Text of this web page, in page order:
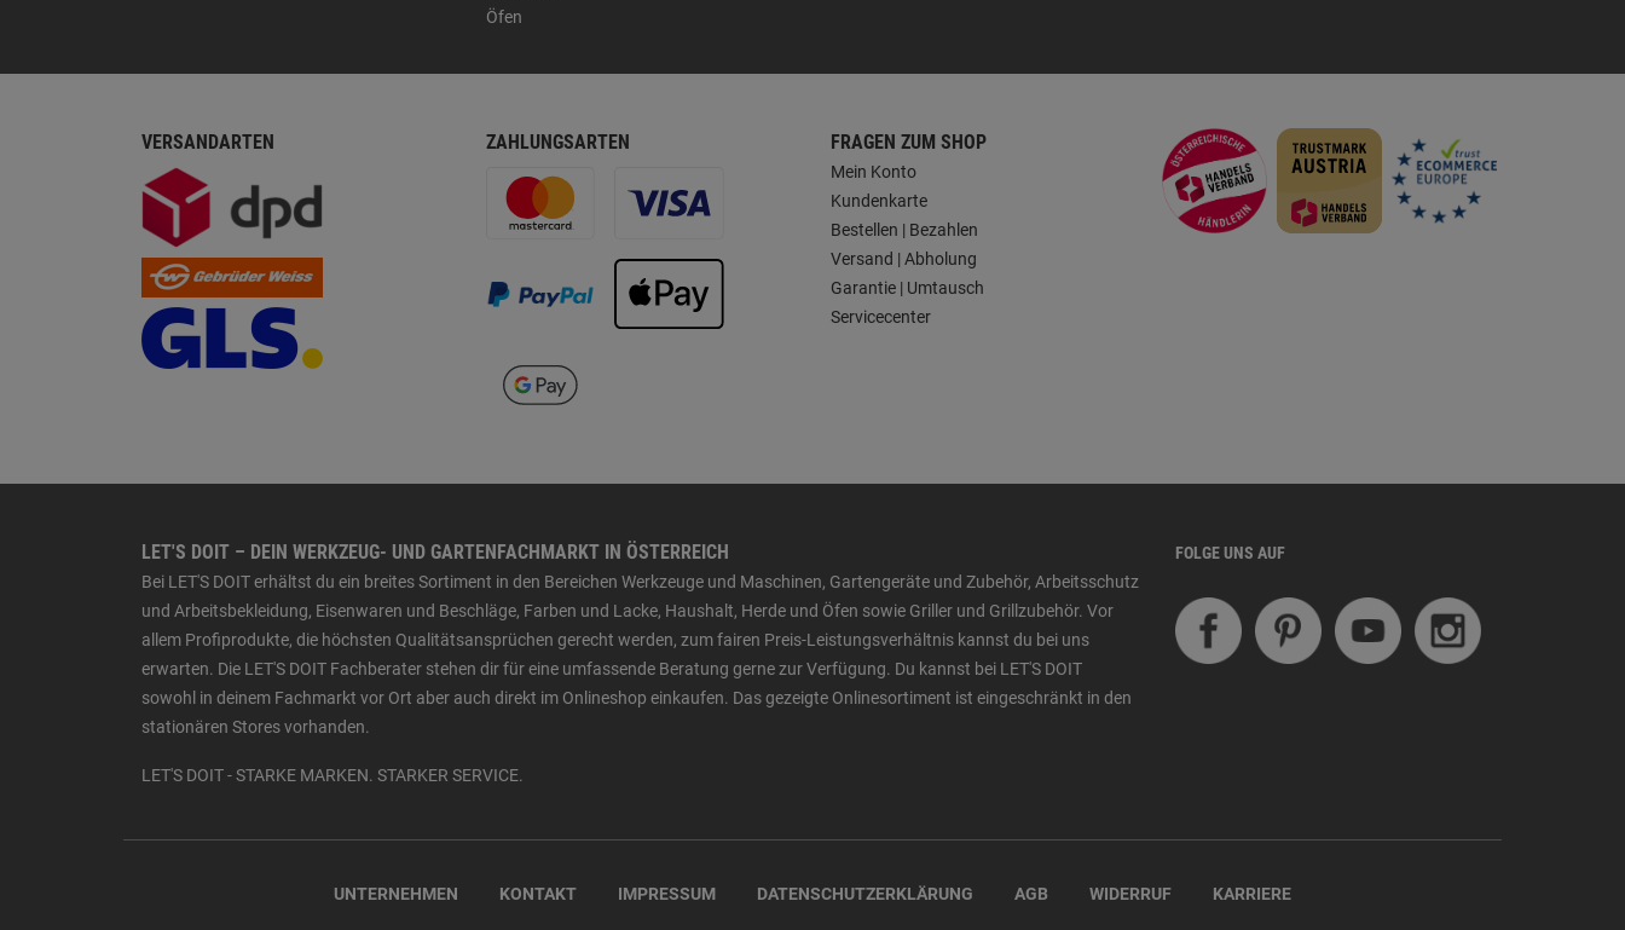
Öfen
VERSANDARTEN ZAHLUNGSARTEN FRAGEN ZUM SHOP
Mein Konto
Kundenkarte
Bestellen | Bezahlen
Versand | Abholung
Garantie | Umtausch
Servicecenter
LET'S DOIT – DEIN WERKZEUG- UND GARTENFACHMARKT IN ÖSTERREICH
Bei LET'S DOIT erhältst du ein breites Sortiment in den Bereichen Werkzeuge und Maschinen, Gartengeräte und Zubehör, Arbeitsschutz
und Arbeitsbekleidung, Eisenwaren und Beschläge, Farben und Lacke, Haushalt, Herde und Öfen sowie Griller und Grillzubehör. Vor
allem Profiprodukte, die höchsten Qualitätsansprüchen gerecht werden, zum fairen Preis-Leistungsverhältnis kannst du bei uns
erwarten. Die LET'S DOIT Fachberater stehen dir für eine umfassende Beratung gerne zur Verfügung. Du kannst bei LET'S DOIT
sowohl in deinem Fachmarkt vor Ort aber auch direkt im Onlineshop einkaufen. Das gezeigte Onlinesortiment ist eingeschränkt in den
stationären Stores vorhanden.
LET'S DOIT - STARKE MARKEN. STARKER SERVICE.
FOLGE UNS AUF
UNTERNEHMEN KONTAKT IMPRESSUM DATENSCHUTZERKLÄRUNG AGB WIDERRUF KARRIERE